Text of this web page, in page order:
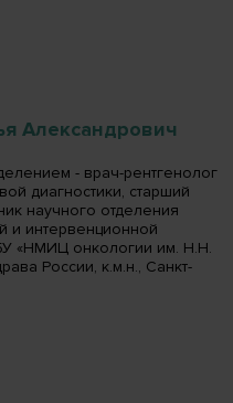
Александрович
- врач-рентгенолог
диагностики, старший
научного отделения
и интервенционной
«НМИЦ онкологии им. Н.Н.
России, к.м.н., Санкт-